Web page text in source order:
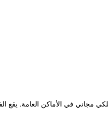
مجاني في الأماكن العامة.